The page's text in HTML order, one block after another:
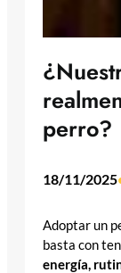
perro?
18/11/2025
Adoptar un
basta con
energía,